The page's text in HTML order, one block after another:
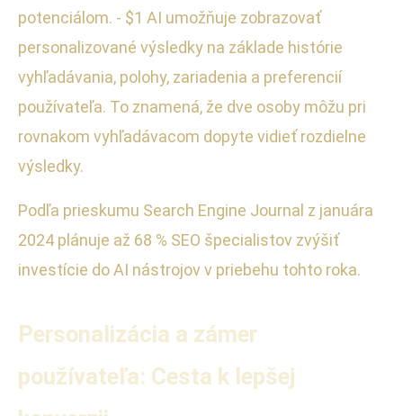
potenciálom. - $1 AI umožňuje zobrazovať
personalizované výsledky na základe histórie
vyhľadávania, polohy, zariadenia a preferencií
používateľa. To znamená, že dve osoby môžu pri
rovnakom vyhľadávacom dopyte vidieť rozdielne
výsledky.
Podľa prieskumu Search Engine Journal z januára
2024 plánuje až 68 % SEO špecialistov zvýšiť
investície do AI nástrojov v priebehu tohto roka.
Personalizácia a zámer
používateľa: Cesta k lepšej